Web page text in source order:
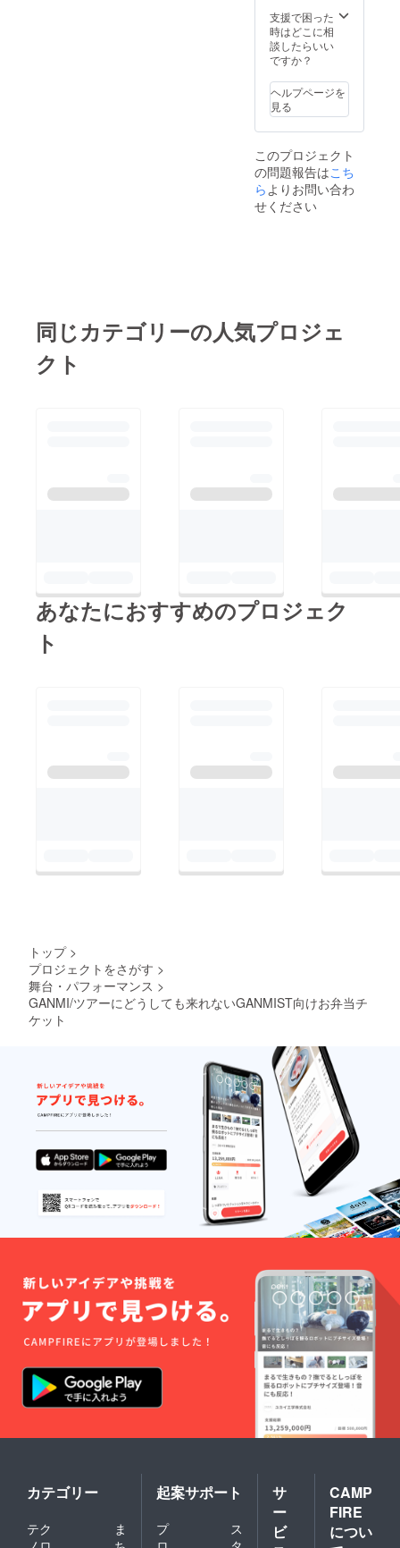
紙」
③「公
演の定
点映
像」 →
ご支援
公演開
催日の
翌日
場合が
ありま
す。
①「あ
うビデ
セー
ジ」 →
ご支援
された
公演開
催日か
ら約一
③「公
演の定
りさせ
ていた
だく可
能性が
す。
等、外
部への
禁止と
させて
いただ
きま
す。
ら約一
週間後
紙」
③「公
演の定
す。ご
了承く
ださ
い。 ※
一、機
材トラ
ブル等
で映像
支障が
あった
場合に
はその
旨をお
だく可
能性が
ありま
す。
ら約一
紙」
翌日
しま
す。予
め、再
生可能
マート
フォン
やPC端
末と
環境を
ご準備
くださ
い。 ※
定点映
ださ
い。 ※
はその
旨をお
ていた
だく可
場合が
ご支援
された
催日か
ら約一
週間後
②「QR
コード
入りの
デジタ
ル色
紙」
③「公
演の定
点映
像」 →
ご支援
催日の
翌日
ご視聴
いただ
けま
す！ ※
URLの
有効期
間は、
届けか
ら24時
間限定
となり
ます。
め、再
生可能
い。 ※
定点映
了承く
ださ
はその
りさせ
公開は
禁止と
いただ
きま
す。 お
届け予
定時期
※状況に
より前
後する
場合が
ありま
す。
①「あ
りがと
うビデ
オメッ
ジ」 →
ご支援
された
公演開
催日か
ら約一
週間後
②「QR
コード
デジタ
ル色
紙」
演の定
点映
像」 →
ご支援
された
公演開
③
「【大
阪 昼
公演】
映像」
リター
限定公
開URL
にアク
セスす
ると、
けま
す！ ※
ます。
す。予
め、再
生可能
い。 ※
定点映
す。ご
収録に
支障が
はその
旨をお
伝えし
た上で
別公演
の映像
をお送
りさせ
ていた
だく可
能性が
ありま
す。
※SNS
部への
公開は
禁止と
させて
いただ
きま
す。 お
届け予
定時期
より前
後する
場合が
す。
①「あ
りがと
うビデ
オメッ
セー
※色紙実
物では
なくオ
ンライ
ン上で
のデー
タお渡
す。
※SNS
等、外
部への
公開は
禁止と
阪 夜
公演】
ると、
いただ
けま
す！ ※
となり
ます。
しま
ネット
環境を
い。 ※
定点映
像には
会場内
の環境
音も含
まれま
す。ご
了承く
ださ
い。 ※
万が
一、機
材トラ
で映像
収録に
支障が
あった
場合に
はその
旨をお
伝えし
た上で
の映像
をお送
りさせ
ありま
す。
※SNS
等、外
してお
送りし
ます！
そし
て、色
紙に付
るQR
コード
を読み
込んで
いただ
くと、
リター
なくオ
ンライ
禁止と
「【仙
台 昼
公演】
セスす
ると、
いただ
ンのお
届けか
となり
ます。
※映像の
共有に
は
YouTub
eを使用
しま
す。予
め、再
生可能
マート
フォン
末と
ネット
環境を
ご準備
くださ
い。 ※
定点映
像には
会場内
音も含
まれま
す。ご
万が
一、機
材トラ
ブル等
コード
入りの
デジタ
ル色
ンバー
サイン
と、そ
れぞれ
が思う
THANK
YOU
TOUR
送りし
ます！
リター
ン③の
物では
なくオ
ンライ
公開は
禁止と
「【仙
限定公
セスす
ると、
【仙
台 夜
公演】
の定点
映像を
ご視聴
いただ
けま
す！ ※
ご視聴
URLの
有効期
ンのお
届けか
ら24時
間限定
となり
ます。
※映像の
共有に
は
YouTub
eを使用
しま
生可能
なス
マート
フォン
やPC端
オメッ
セージ
が届き
ます！
時の備
に、 "メ
ンバー
でほし
いあな
たのお
名前"を
入りの
TOUR
色紙と
してお
送りし
いただ
くと、
※色紙実
す。
部への
公開は
禁止と
させて
いただ
きま
す。 リ
ターン
③
「【名
古屋
演】の
定点映
②のQR
コード
から限
定公開
URLに
アクセ
スする
と、
【名古
屋 昼
の定点
いただ
けま
す！ ※
ご視聴
URLの
てリ
ターン
をお選
びくだ
リター
ン①
「あり
がとう
メッ
セー
ジ」 メ
ンバー
からあ
が届き
ます！
名前"を
カタカ
コード
入りの
色紙と
コード
いただ
くと、
リター
ン③の
映像が
ご覧い
ただけ
ます。
※色紙実
物では
なくオ
ンライ
ン上で
のデー
りま
す。
※SNS
等、外
部への
禁止と
させて
いただ
きま
ターン
古屋
夜公
演】の
定点映
像」 リ
いあな
たに
も、
「あり
う」と
言わせ
てくだ
さい。
は【東
京 公
演】の
リター
ンで
びくだ
さい。
からあ
なただ
が届き
ます！
カタカ
コード
れぞれ
が思う
YOU
TOUR
の見ど
ころを
書い
て、デ
ジタル
色紙と
してお
送りし
ます！
そし
て、色
紙に付
コード
を読み
込んで
いただ
くと、
リター
ン③の
映像が
ご覧い
ただけ
※色紙実
ンライ
ン上で
のデー
タお渡
しとな
支援で困った
時はどこに相
談したらいい
ですか？
ヘルプページを
見る
このプロジェクト
の問題報告はこち
らよりお問い合わ
せください
同じカテゴリーの人気プロジェ
クト
あなたにおすすめのプロジェク
ト
トップ >
プロジェクトをさがす >
舞台・パフォーマンス >
GANMI/ツアーにどうしても来れないGANMIST向けお弁当チ
ケット
カテゴリー
テク
ま
起案サポート
プ
ス
サ
ー
ビ
CAMP
FIRE
につい